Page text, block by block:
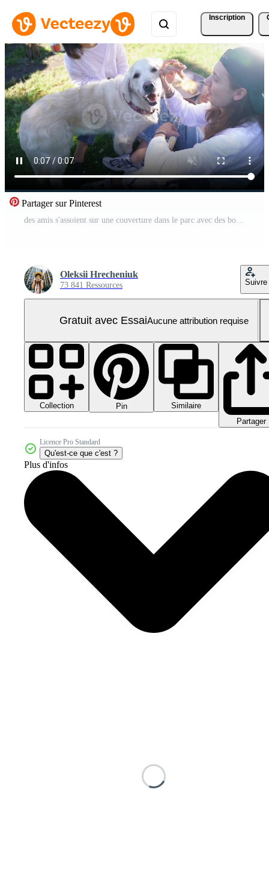
Inscription
Partager sur Pinterest
des amis s'assoient sur une couverture dans le parc avec des boissons et caressent un grand chien labrador blanc Vidéo Pro
Oleksii Hrecheniuk
73 841 Ressources Suivre
Gratuit avec EssaiAucune attribution requise
Collection Pin
Similaire
Partager
Licence Pro Standard
Qu'est-ce que c'est ?
Plus d'infos